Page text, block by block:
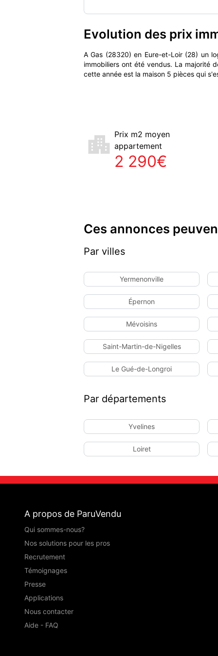
Evolution des prix
A Gas (28320) en Eure-et-Loir (28) un
immobiliers ont été vendus. La majorité
cette année est la maison 5 pièces qui
Prix m2 moyen
appartement
2 290€
Ces annonces
Par villes
Yermenonville
Épernon
Mévoisins
Saint-Martin-de-Nigelles
Le Gué-de-Longroi
Par départements
Yvelines
Loiret
A propos de ParuVendu
Qui sommes-nous?
Nos solutions pour les pros
Recrutement
Témoignages
Presse
Applications
Nous contacter
Aide - FAQ